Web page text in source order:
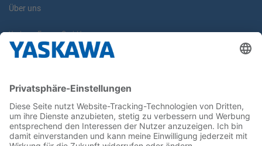
Über uns
Yaskawa Europe GmbH
Karriere
Newsletter